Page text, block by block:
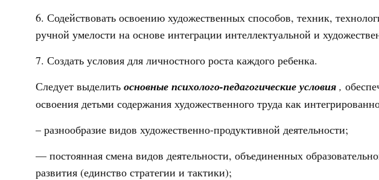
6. Содействовать освоению художественных способов, техник,
ручной умелости на основе интеграции интеллектуальной и
7. Создать условия для личностного роста каждого ребенка.
Следует выделить основные психолого-педагогические условия ,
освоения детьми содержания художественного труда как
– разнообразие видов художественно-продуктивной деятельности;
–– постоянная смена видов деятельности, объединенных
развития (единство стратегии и тактики);